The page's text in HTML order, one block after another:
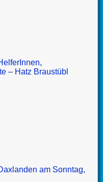
– Hatz Braustübl
am Sonntag,